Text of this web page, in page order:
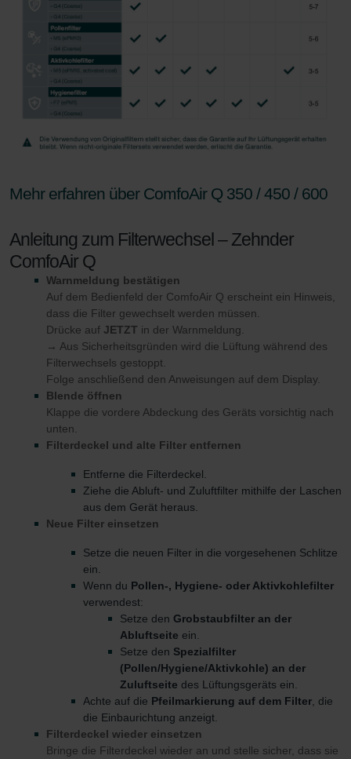
Zehnder Group Nederland bv: Privacyverklaringen
Zehnder Group Sales International: Privacy Policy
Zehnder Group Schweiz AG: Datenschutz
Zehnder Polska Sp. z o.o.: Oświadczenie o ochronie
danych Zehnder
Zehnder Group UK Limited: Privacy Policy
Zehnder Group Deutschland GmbH
Mehr erfahren über ComfoAir Q 350 / 450 / 600
Anleitung zum Filterwechsel – Zehnder
ComfoAir Q
Warnmeldung bestätigen
Auf dem Bedienfeld der ComfoAir Q erscheint ein Hinweis,
dass die Filter gewechselt werden müssen.
Drücke auf JETZT in der Warnmeldung.
→ Aus Sicherheitsgründen wird die Lüftung während des
Filterwechsels gestoppt.
Folge anschließend den Anweisungen auf dem Display.
Blende öffnen
Klappe die vordere Abdeckung des Geräts vorsichtig nach
unten.
Filterdeckel und alte Filter entfernen
Entferne die Filterdeckel.
Ziehe die Abluft- und Zuluftfilter mithilfe der Laschen
aus dem Gerät heraus.
Neue Filter einsetzen
Setze die neuen Filter in die vorgesehenen Schlitze
ein.
Wenn du Pollen-, Hygiene- oder Aktivkohlefilter
verwendest:
Setze den Grobstaubfilter an der
Abluftseite ein.
Setze den Spezialfilter
(Pollen/Hygiene/Aktivkohle) an der
Zuluftseite des Lüftungsgeräts ein.
Achte auf die Pfeilmarkierung auf dem Filter , die
die Einbaurichtung anzeigt.
Filterdeckel wieder einsetzen
Bringe die Filterdeckel wieder an und stelle sicher, dass sie